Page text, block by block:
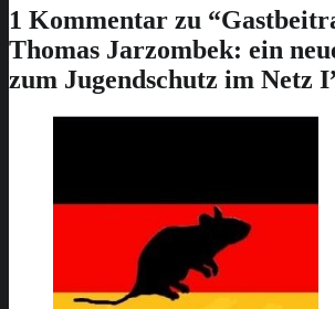
back
to
main
navigation
1 Kommentar zu “
Thomas Jarzombek: ein
zum Jugendschutz im Netz I